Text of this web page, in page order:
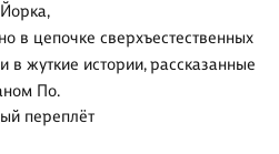
в цепочке сверхъестественных
в жуткие истории, рассказанные
По.
переплёт